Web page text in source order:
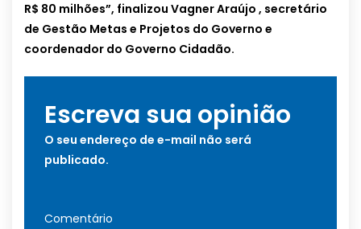
R$ 80 milhões”, finalizou Vagner Araújo , secretário
de Gestão Metas e Projetos do Governo e
coordenador do Governo Cidadão.
Escreva sua opinião
O seu endereço de e-mail não será
publicado.
Comentário